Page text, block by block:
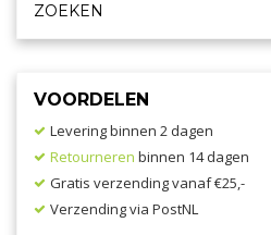
ZOEKEN
VOORDELEN
Levering binnen 2 dagen
Retourneren binnen 14 dagen
Gratis verzending vanaf €25,-
Verzending via PostNL